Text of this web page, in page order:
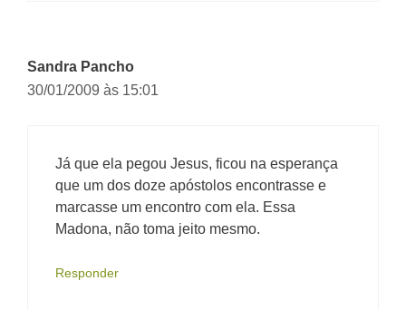
Sandra Pancho
30/01/2009 às 15:01
Já que ela pegou Jesus, ficou na esperança
que um dos doze apóstolos encontrasse e
marcasse um encontro com ela. Essa
Madona, não toma jeito mesmo.
Responder